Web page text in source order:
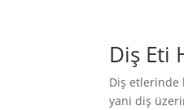
Diş Eti
Diş etlerinde
yani diş